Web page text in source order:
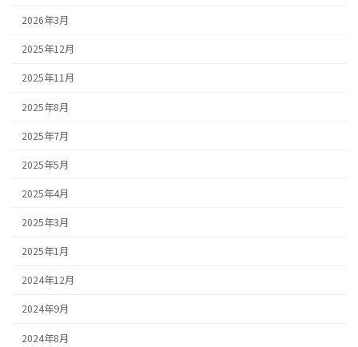
2026年3月
2025年12月
2025年11月
2025年8月
2025年7月
2025年5月
2025年4月
2025年3月
2025年1月
2024年12月
2024年9月
2024年8月